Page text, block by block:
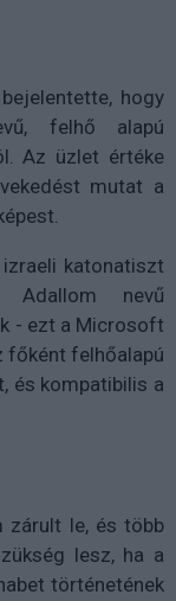
hogy
felhő alapú
Az üzlet értéke
mutat a
katonatiszt
nevű
- ezt a Microsoft
főként felhőalapú
és kompatibilis a
zárult le, és több
lesz, ha a
történetének